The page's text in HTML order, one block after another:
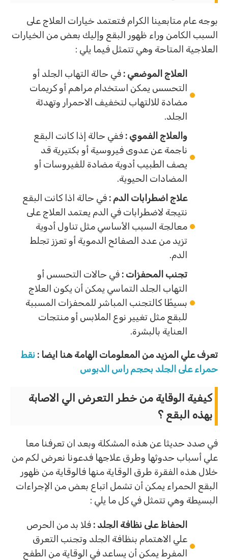
بوجه عام متابعينا الكرام فتعتمد خيارات العلاج على
السبب الكامن وراء ظهور البقع وإليك بعض من الخيارات
العلاجية المتاحة وهي تتمثل فيما يلي :
العلاج الموضعي : في حالة التهاب الجلد أو
التحسس يمكن استخدام مراهم أو كريمات
مضادة للالتهاب لتخفيف الاحمرار وتهدئة
الجلد.
والعلاج الفموي : ففي حالة إذا كانت البقع
ناجمة عن عدوى فيروسية أو بكتيرية قد
يصف الطبيب أدوية مضادة للفيروسات أو
المضادات الحيوية.
علاج اضطرابات الدم : في حالة اذا كانت البقع
نتيجة لاضطرابات في الدم يعتمد العلاج على
معالجة السبب الأساسي مثل تناول أدوية
تزيد من عدد الصفائح الدموية أو تعزز تجلط
الدم.
تجنب المحفزات : في حالات التحسس أو
التهاب الجلد التماسي يمكن أن يكون العلاج
بسيطًا كالتجنب المباشر للمحفزات المسببة
للبقع مثل تغيير نوع الملابس أو منتجات
العناية بالبشرة.
تعرف علي المزيد من المعلومات الهامة هنا ايضا : نقط
حمراء على الجلد بحجم راس الدبوس
كيفية الوقاية من خطر التعرض الي الاصابة
بهذه البقع ؟
في صدد حديثا عن هذه المشكلة وبعد ان تعرفنا معا
علي أسباب حدوثها وطرق علاجها فدعونا نعرض لكم من
خلال هذه الفقرة طرق الوقاية منها فالوقاية من ظهور
البقع الحمراء يمكن أن تشمل اتباع بعض من الإجراءات
البسيطة وهي تتمثل في كل ما يلي :
الحفاظ على نظافة الجلد : فلا بد من الحرص
علي الاهتمام بنظافة الجلد وتجنب التعرق
المفرط يمكن أن يساعد في الوقاية من الطفح